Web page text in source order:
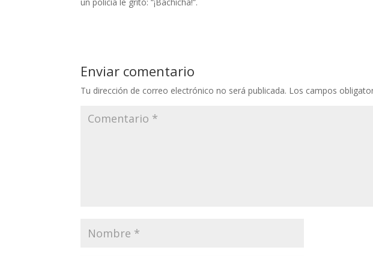
Enviar comentario
Tu dirección de correo electrónico no será publicada. Los campos